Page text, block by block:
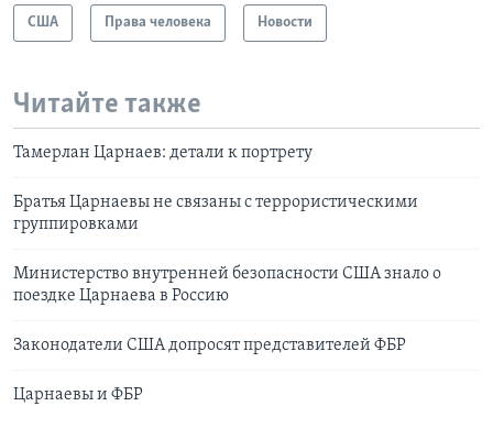
США Права человека Новости
Читайте также
Тамерлан Царнаев: детали к портрету
Братья Царнаевы не связаны с террористическими
группировками
Министерство внутренней безопасности США знало о
поездке Царнаева в Россию
Законодатели США допросят представителей ФБР
Царнаевы и ФБР